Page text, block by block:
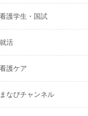
看護学生・国試
就活
看護ケア
まなびチャンネル